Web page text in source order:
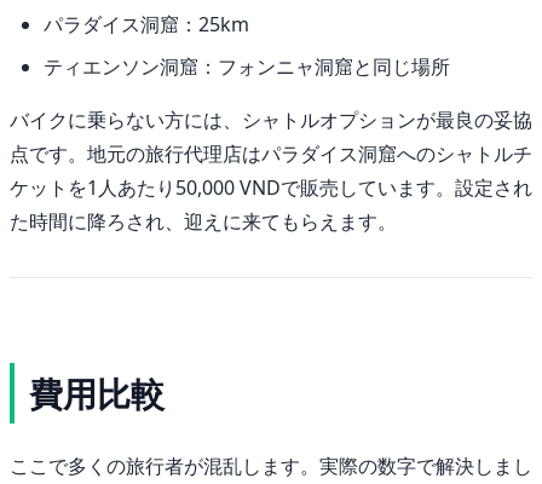
パラダイス洞窟：25km
ティエンソン洞窟：フォンニャ洞窟と同じ場所
バイクに乗らない方には、シャトルオプションが最良の妥協
点です。地元の旅行代理店はパラダイス洞窟へのシャトルチ
ケットを1人あたり50,000 VNDで販売しています。設定され
た時間に降ろされ、迎えに来てもらえます。
費用比較
ここで多くの旅行者が混乱します。実際の数字で解決しまし